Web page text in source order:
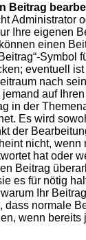
Beitrag
Administrator
Ihre eigenen
einen
Symbol
eventuell
nach
auf
in der
Es wird
der
nicht, wenn
hat oder
Beitrag
es für nötig
Ihr
dass normale
wenn